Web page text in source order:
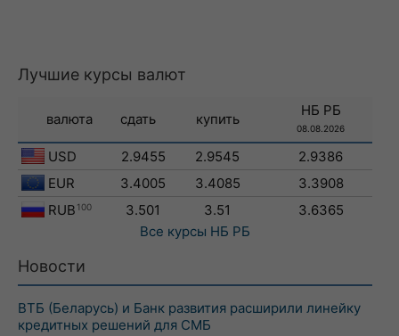
Лучшие курсы валют
валюта сдать купить
НБ РБ
08.08.2026
USD 2.9455 2.9545
2.9386
EUR
3.4005 3.4085
3.3908
RUB 100 3.501 3.51
3.6365
Все курсы НБ РБ
Новости
ВТБ (Беларусь) и Банк развития расширили линейку
кредитных решений для СМБ